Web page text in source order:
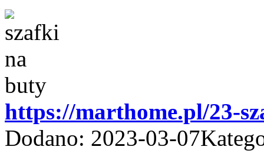
https://marthome.pl/23-
Dodano: 2023-03-07